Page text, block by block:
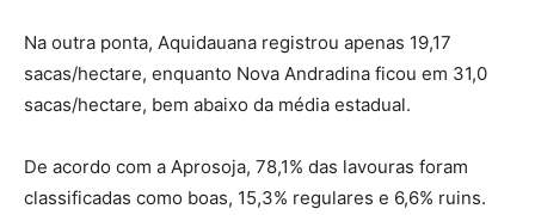
Na outra ponta, Aquidauana registrou apenas 19,17
sacas/hectare, enquanto Nova Andradina ficou em 31,0
sacas/hectare, bem abaixo da média estadual.
De acordo com a Aprosoja, 78,1% das lavouras foram
classificadas como boas, 15,3% regulares e 6,6% ruins.